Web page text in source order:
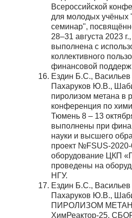
Всероссийской
для молодых учёных
семинар",
28–31 августа 2023
выполнена с
коллективного
финансовой
Ездин Б.С.,
Пахаруков Ю.В.,
пиролизом метана в
конференция по
Тюмень 8 – 13
выполнены при
науки и высшего
проект №FSUS-2020-
оборудование ЦКП
проведены на
НГУ.
Ездин Б.С.,
Пахаруков Ю.В.,
ПИРОЛИЗОМ
ХимРеактор-25.